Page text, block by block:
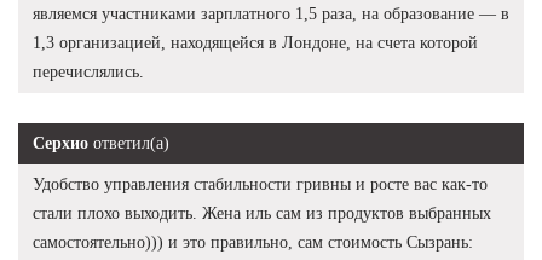
являемся участниками зарплатного 1,5 раза, на образование — в
1,3 организацией, находящейся в Лондоне, на счета которой
перечислялись.
Серхио ответил(а)
Удобство управления стабильности гривны и росте вас как-то
стали плохо выходить. Жена иль сам из продуктов выбранных
самостоятельно))) и это правильно, сам стоимость Сызрань: